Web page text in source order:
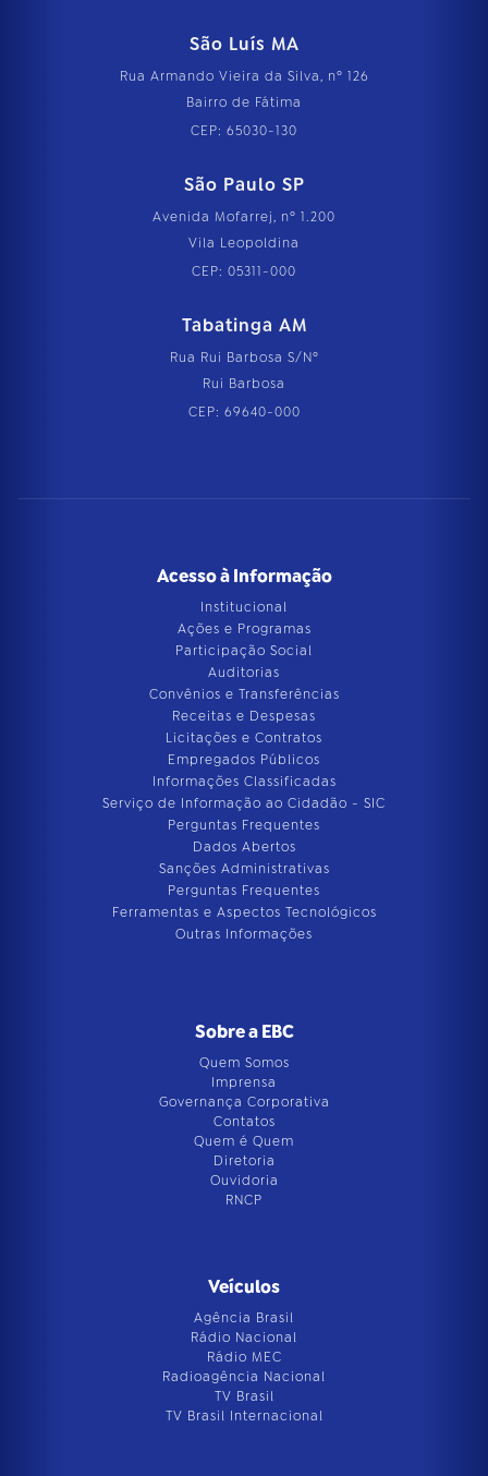
São Luís MA
Rua Armando Vieira da Silva, nº 126
Bairro de Fátima
CEP: 65030-130
São Paulo SP
Avenida Mofarrej, nº 1.200
Vila Leopoldina
CEP: 05311-000
Tabatinga AM
Rua Rui Barbosa S/Nº
Rui Barbosa
CEP: 69640-000
Acesso à Informação
Institucional
Ações e Programas
Participação Social
Auditorias
Convênios e Transferências
Receitas e Despesas
Licitações e Contratos
Empregados Públicos
Informações Classificadas
Serviço de Informação ao Cidadão - SIC
Perguntas Frequentes
Dados Abertos
Sanções Administrativas
Perguntas Frequentes
Ferramentas e Aspectos Tecnológicos
Outras Informações
Sobre a EBC
Quem Somos
Imprensa
Governança Corporativa
Contatos
Quem é Quem
Diretoria
Ouvidoria
RNCP
Veículos
Agência Brasil
Rádio Nacional
Rádio MEC
Radioagência Nacional
TV Brasil
TV Brasil Internacional